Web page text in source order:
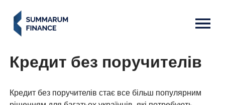
Кредит без поручителів
Кредит без поручителів стає все більш популярним